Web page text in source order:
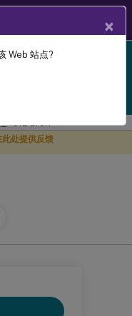
reached end-
VDA.
1912 LTSR
此处提供反馈
LTSR
×
Web 站点?